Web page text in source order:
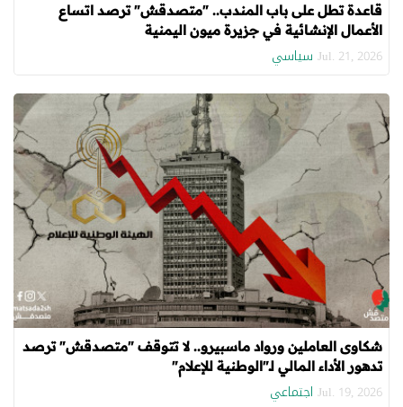
قاعدة تطل على باب المندب.. "متصدقش" ترصد اتساع
الأعمال الإنشائية في جزيرة ميون اليمنية
Jul. 21, 2026 سياسي
شكاوى العاملين ورواد ماسبيرو.. لا تتوقف "متصدقش" ترصد
تدهور الأداء المالي لـ"الوطنية للإعلام"
Jul. 19, 2026 اجتماعي